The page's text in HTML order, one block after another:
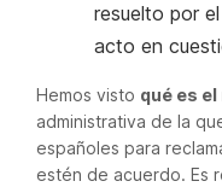
resuelto por
acto en
Hemos visto qué es el
administrativa de la
españoles para
estén de acuerdo. Es